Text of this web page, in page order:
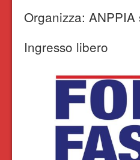
Organizza: ANPPIA
Ingresso libero